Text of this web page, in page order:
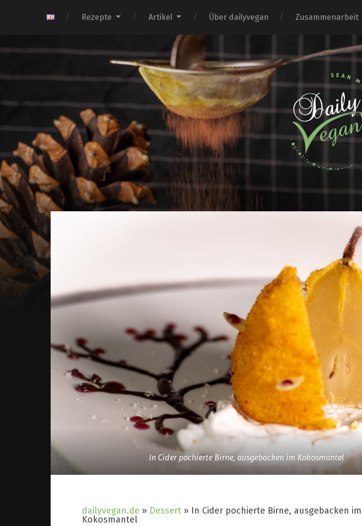
Rezepte Artikel Über dailyvegan Zusammenarbeit
In Cider pochierte Birne, ausgebacken im Kokosmantel
dailyvegan.de » Dessert » In Cider pochierte Birne, ausgebacken im
Kokosmantel